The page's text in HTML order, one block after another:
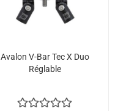
Avalon V-Bar Tec X Duo
Réglable